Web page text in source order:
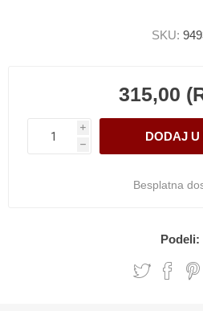
SKU:
315,00
i
h
Besplatna
Podeli: